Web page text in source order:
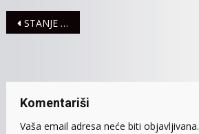
Navigacija
STANJE NA SREMSKIM PUTEVIMA
Komentariši
Vaša email adresa neće biti objavljivana.